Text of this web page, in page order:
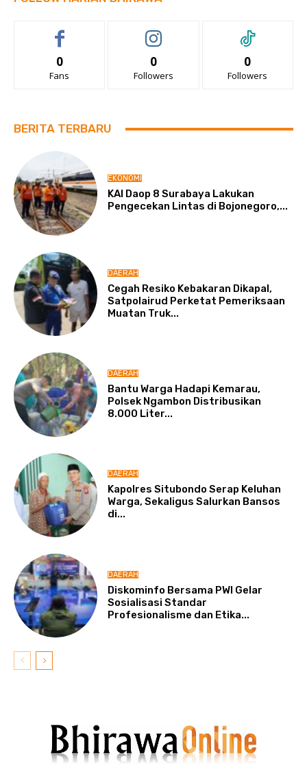
0
Fans
0
Followers
0
Followers
BERITA TERBARU
EKONOMI
KAI Daop 8 Surabaya Lakukan
Pengecekan Lintas di Bojonegoro,...
DAERAH
Cegah Resiko Kebakaran Dikapal,
Satpolairud Perketat Pemeriksaan
Muatan Truk...
DAERAH
Bantu Warga Hadapi Kemarau,
Polsek Ngambon Distribusikan
8.000 Liter...
DAERAH
Kapolres Situbondo Serap Keluhan
Warga, Sekaligus Salurkan Bansos
di...
DAERAH
Diskominfo Bersama PWI Gelar
Sosialisasi Standar
Profesionalisme dan Etika...